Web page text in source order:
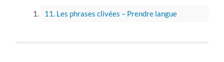
11. Les phrases clivées – Prendre langue